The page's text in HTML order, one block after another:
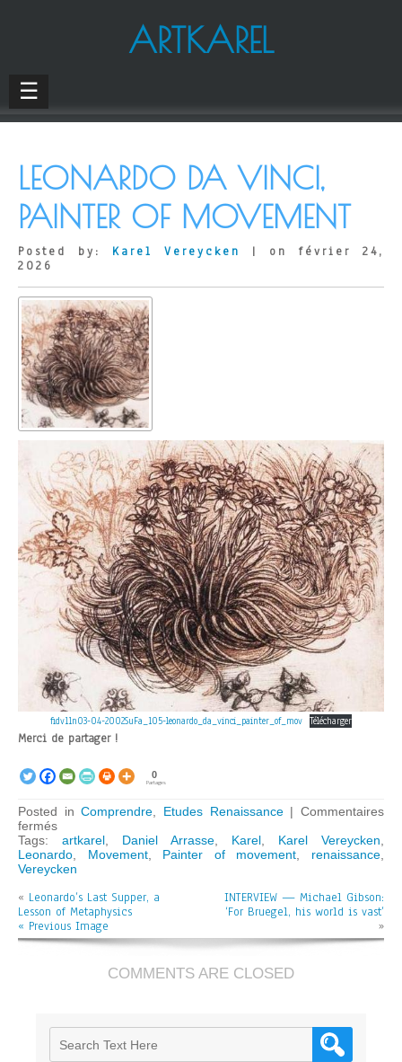
ARTKAREL
☰
LEONARDO DA VINCI,
PAINTER OF MOVEMENT
Posted by: Karel Vereycken
| on février 24,
2026
fidv11n03-04-2002SuFa_105-leonardo_da_vinci_painter_of_mov Télécharger
Merci de partager !
0
Partages
Posted inComprendre Etudes Renaissance|Commentaires
ferméssur
Leonardo
da
Vinci,
of
movement
Tags: artkarel Daniel Arrasse Karel Karel Vereycken
Leonardo
Movement, Painter of movement renaissance
Vereycken
« Leonardo’s Last Supper, a
Lesson of Metaphysics
INTERVIEW — Michael Gibson:
‘For Bruegel, his world is vast’
»
« Previous Image
COMMENTS ARE CLOSED